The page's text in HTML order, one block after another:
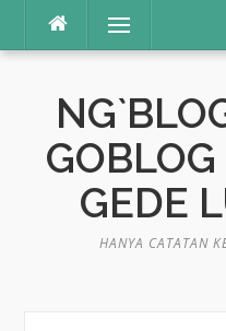
content
Menu
GEDE
HANYA CATATAN